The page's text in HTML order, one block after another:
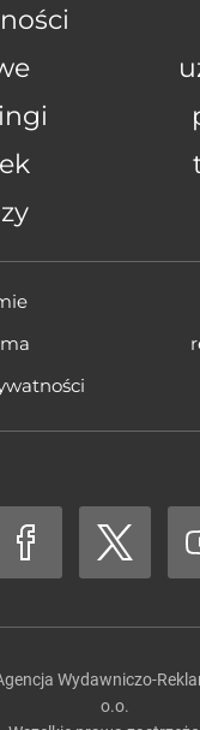
Wydawniczo-
o.o.